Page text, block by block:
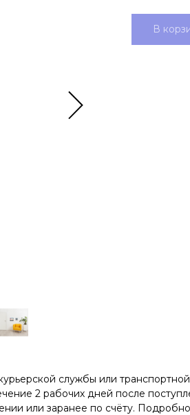
В
службы или
2 рабочих дней после
или заранее по счёту.